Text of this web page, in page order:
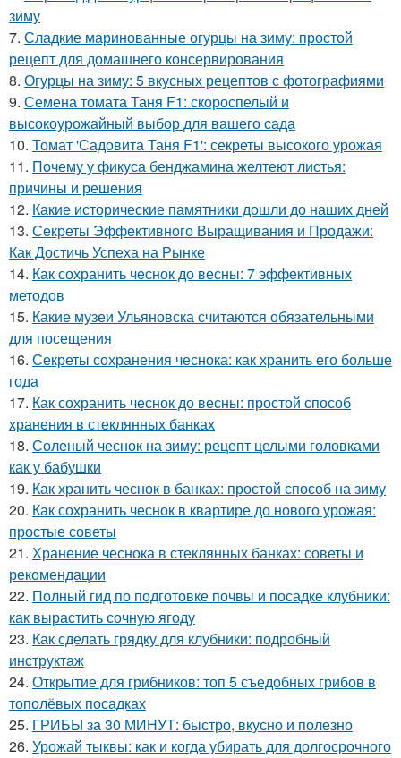
зиму
7. Сладкие маринованные огурцы на зиму: простой
рецепт для домашнего консервирования
8. Огурцы на зиму: 5 вкусных рецептов с фотографиями
9. Семена томата Таня F1: скороспелый и
высокоурожайный выбор для вашего сада
10. Томат 'Садовита Таня F1': секреты высокого урожая
11. Почему у фикуса бенджамина желтеют листья:
причины и решения
12. Какие исторические памятники дошли до наших дней
13. Секреты Эффективного Выращивания и Продажи:
Как Достичь Успеха на Рынке
14. Как сохранить чеснок до весны: 7 эффективных
методов
15. Какие музеи Ульяновска считаются обязательными
для посещения
16. Секреты сохранения чеснока: как хранить его больше
года
17. Как сохранить чеснок до весны: простой способ
хранения в стеклянных банках
18. Соленый чеснок на зиму: рецепт целыми головками
как у бабушки
19. Как хранить чеснок в банках: простой способ на зиму
20. Как сохранить чеснок в квартире до нового урожая:
простые советы
21. Хранение чеснока в стеклянных банках: советы и
рекомендации
22. Полный гид по подготовке почвы и посадке клубники:
как вырастить сочную ягоду
23. Как сделать грядку для клубники: подробный
инструктаж
24. Открытие для грибников: топ 5 съедобных грибов в
тополёвых посадках
25. ГРИБЫ за 30 МИНУТ: быстро, вкусно и полезно
26. Урожай тыквы: как и когда убирать для долгосрочного